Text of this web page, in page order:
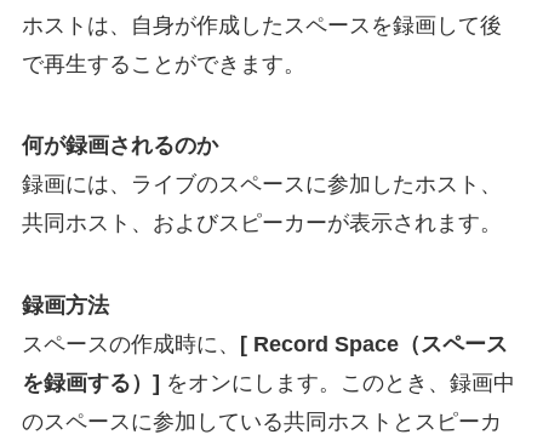
ホストは、自身が作成したスペースを録画して後
で再生することができます。
何が録画されるのか
録画には、ライブのスペースに参加したホスト、
共同ホスト、およびスピーカーが表示されます。
録画方法
スペースの作成時に、
[ Record Space（スペース
を録画する）] をオンにします。このとき、録画中
のスペースに参加している共同ホストとスピーカ